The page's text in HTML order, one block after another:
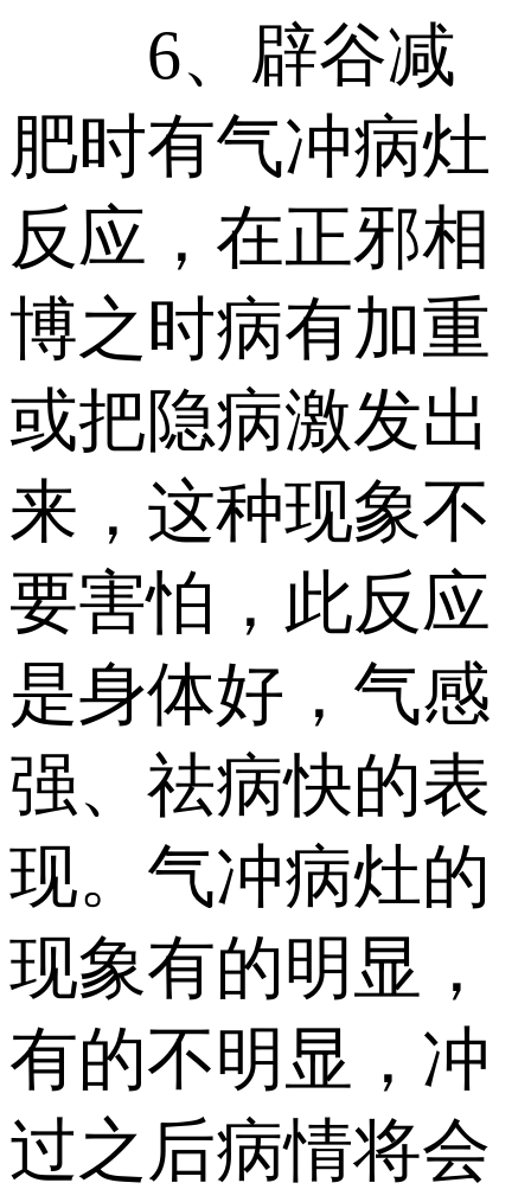
6、辟谷减
肥时有气冲病灶
反应，在正邪相
博之时病有加重
或把隐病激发出
来，这种现象不
要害怕，此反应
是身体好，气感
强、祛病快的表
现。气冲病灶的
现象有的明显，
有的不明显，冲
过之后病情将会